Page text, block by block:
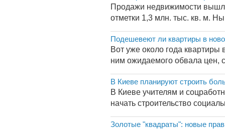
Продажи недвижимости
отметки 1,3 млн. тыс. кв. м.
Подешевеют ли квартиры в
Вот уже около года
ним ожидаемого обвала цен,
В Киеве планируют строить
В Киеве учителям и
начать строительство
Золотые "квадраты": новые